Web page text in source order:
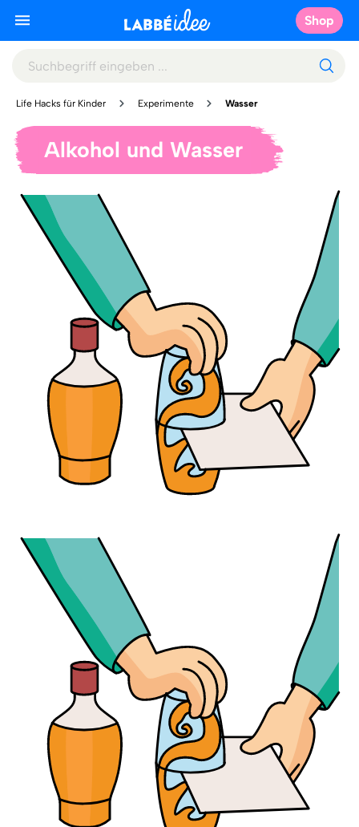
Shop
Life Hacks für Kinder Experimente Wasser
Alkohol und Wasser